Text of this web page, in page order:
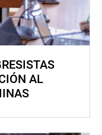
AL